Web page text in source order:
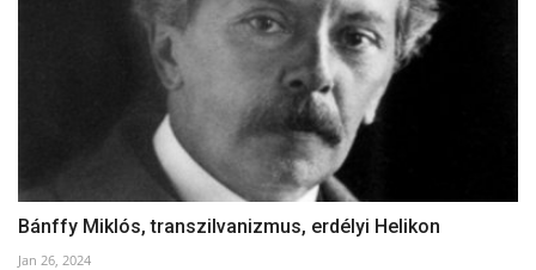
Bánffy Miklós, transzilvanizmus, erdélyi Helikon
Jan 26, 2024